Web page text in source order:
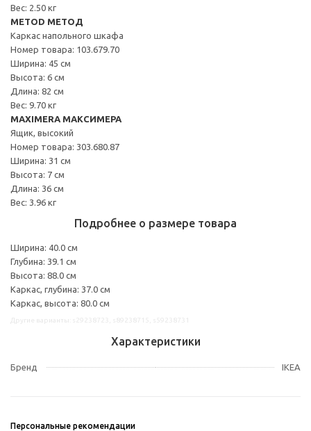
Вес: 2.50 кг
METOD МЕТОД
Каркас напольного шкафа
Номер товара: 103.679.70
Ширина: 45 см
Высота: 6 см
Длина: 82 см
Вес: 9.70 кг
MAXIMERA МАКСИМЕРА
Ящик, высокий
Номер товара: 303.680.87
Ширина: 31 см
Высота: 7 см
Длина: 36 см
Вес: 3.96 кг
Подробнее о размере товара
Ширина: 40.0 см
Глубина: 39.1 см
Высота: 88.0 см
Каркас, глубина: 37.0 см
Каркас, высота: 80.0 см
Характеристики
Бренд IKEA
Персональные рекомендации